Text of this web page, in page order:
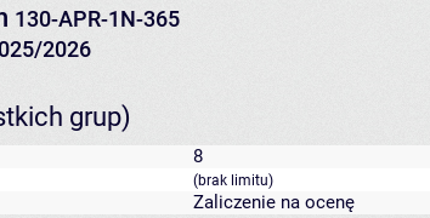
130-APR-1N-365
2026
grup)
8
(brak limitu)
Zaliczenie na ocenę